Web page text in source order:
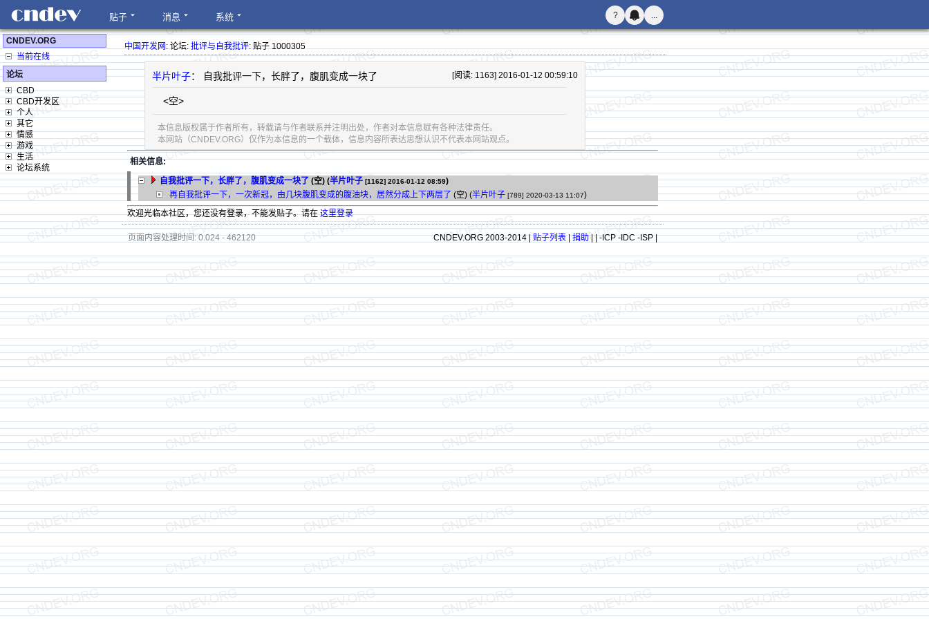
贴子 消息 系统 ? ...
CNDEV.ORG
当前在线
论坛
CBD
CBD开发区
个人
其它
情感
游戏
生活
论坛系统
中国开发网: 论坛:批评与自我批评: 贴子 1000305
半片叶子： 自我批评一下，长胖了，腹肌变成一块了 [阅读: 1163] 2016-01-12 00:59:10
<空>
本信息版权属于作者所有，转载请与作者联系并注明出处，作者对本信息赋有各种法律责任。
本网站（CNDEV.ORG）仅作为本信息的一个载体，信息内容所表达思想认识不代表本网站观点。
相关信息:
自我批评一下，长胖了，腹肌变成一块了 (空) (半片叶子 [1162] 2016-01-12 08:59)
再自我批评一下，一次新冠，由几块腹肌变成的腹油块，居然分成上下两层了 (空) (半片叶子 [789] 2020-03-13 11:07)
欢迎光临本社区，您还没有登录，不能发贴子。请在这里登录
页面内容处理时间: 0.024 - 462120 CNDEV.ORG 2003-2014 |贴子列表|捐助|| -ICP -IDC -ISP |